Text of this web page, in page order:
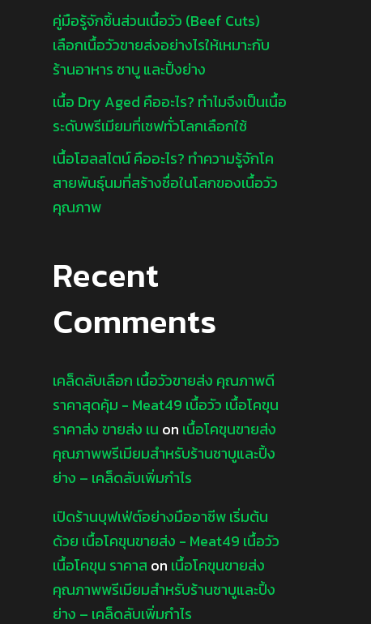
คู่มือรู้จักชิ้นส่วนเนื้อวัว (Beef Cuts)
เลือกเนื้อวัวขายส่งอย่างไรให้เหมาะกับ
ร้านอาหาร ชาบู และปิ้งย่าง
เนื้อ Dry Aged คืออะไร? ทำไมจึงเป็นเนื้อ
ระดับพรีเมียมที่เชฟทั่วโลกเลือกใช้
เนื้อโฮลสไตน์ คืออะไร? ทำความรู้จักโค
สายพันธุ์นมที่สร้างชื่อในโลกของเนื้อวัว
คุณภาพ
Recent
Comments
เคล็ดลับเลือก เนื้อวัวขายส่ง คุณภาพดี
ราคาสุดคุ้ม - Meat49 เนื้อวัว เนื้อโคขุน
ราคาส่ง ขายส่ง เน on เนื้อโคขุนขายส่ง
คุณภาพพรีเมียมสำหรับร้านชาบูและปิ้ง
ย่าง – เคล็ดลับเพิ่มกำไร
เปิดร้านบุฟเฟ่ต์อย่างมืออาชีพ เริ่มต้น
ด้วย เนื้อโคขุนขายส่ง - Meat49 เนื้อวัว
เนื้อโคขุน ราคาส on เนื้อโคขุนขายส่ง
คุณภาพพรีเมียมสำหรับร้านชาบูและปิ้ง
ย่าง – เคล็ดลับเพิ่มกำไร